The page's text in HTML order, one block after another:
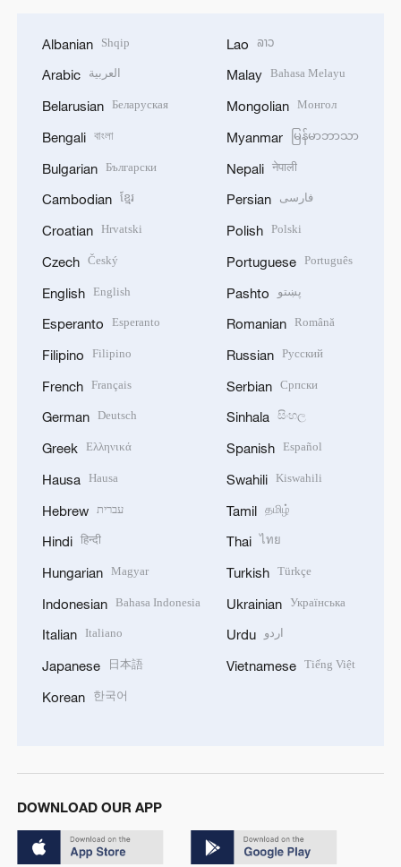
Albanian Shqip
Arabic العربية
Belarusian Беларуская
Bengali বাংলা
Bulgarian Български
Cambodian ខ្មែរ
Croatian Hrvatski
Czech Český
English English
Esperanto Esperanto
Filipino Filipino
French Français
German Deutsch
Greek Ελληνικά
Hausa Hausa
Hebrew עברית
Hindi हिन्दी
Hungarian Magyar
Indonesian Bahasa Indonesia
Italian Italiano
Japanese 日本語
Korean 한국어
Lao ລາວ
Malay Bahasa Melayu
Mongolian Монгол
Myanmar မြန်မာဘာသာ
Nepali नेपाली
Persian فارسی
Polish Polski
Portuguese Português
Pashto پښتو
Romanian Română
Russian Русский
Serbian Српски
Sinhala සිංහල
Spanish Español
Swahili Kiswahili
Tamil தமிழ்
Thai ไทย
Turkish Türkçe
Ukrainian Українська
Urdu اردو
Vietnamese Tiếng Việt
DOWNLOAD OUR APP